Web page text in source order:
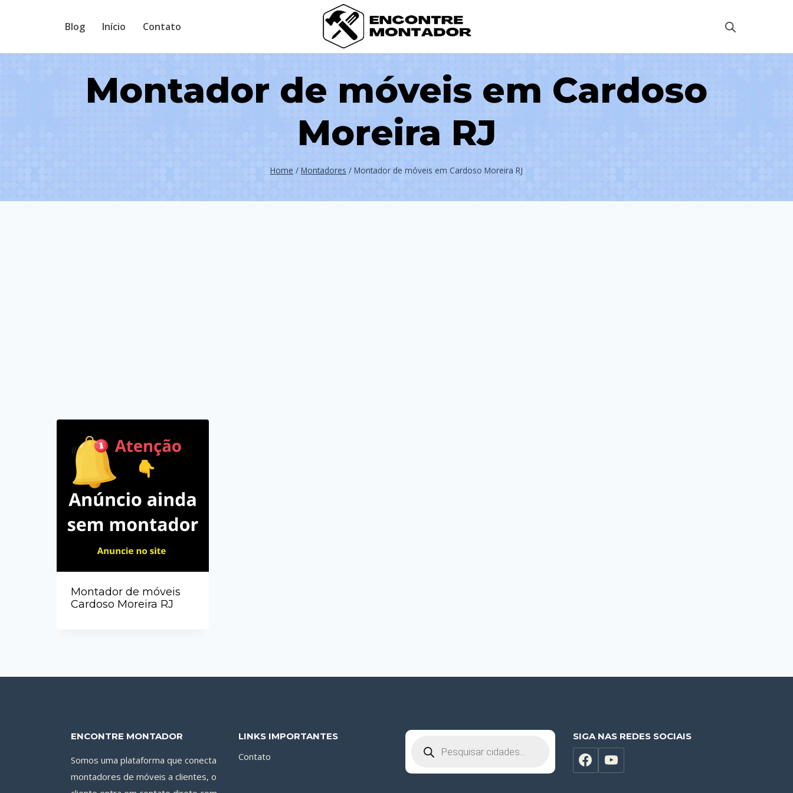
Blog Início Contato
Montador de móveis em Cardoso
Moreira RJ
Home / Montadores / Montador de móveis em Cardoso Moreira RJ
Montador de móveis
Cardoso Moreira RJ
ENCONTRE MONTADOR
Somos uma plataforma que conecta
montadores de móveis a clientes, o
LINKS IMPORTANTES
Contato
produtos
SIGA NAS REDES SOCIAIS